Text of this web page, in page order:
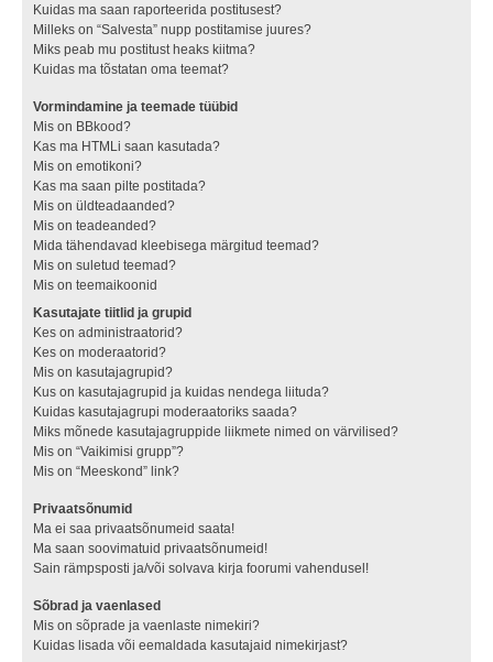
Kuidas ma saan raporteerida postitusest?
Milleks on “Salvesta” nupp postitamise juures?
Miks peab mu postitust heaks kiitma?
Kuidas ma tõstatan oma teemat?
Vormindamine ja teemade tüübid
Mis on BBkood?
Kas ma HTMLi saan kasutada?
Mis on emotikoni?
Kas ma saan pilte postitada?
Mis on üldteadaanded?
Mis on teadeanded?
Mida tähendavad kleebisega märgitud teemad?
Mis on suletud teemad?
Mis on teemaikoonid
Kasutajate tiitlid ja grupid
Kes on administraatorid?
Kes on moderaatorid?
Mis on kasutajagrupid?
Kus on kasutajagrupid ja kuidas nendega liituda?
Kuidas kasutajagrupi moderaatoriks saada?
Miks mõnede kasutajagruppide liikmete nimed on värvilised?
Mis on “Vaikimisi grupp”?
Mis on “Meeskond” link?
Privaatsõnumid
Ma ei saa privaatsõnumeid saata!
Ma saan soovimatuid privaatsõnumeid!
Sain rämpsposti ja/või solvava kirja foorumi vahendusel!
Sõbrad ja vaenlased
Mis on sõprade ja vaenlaste nimekiri?
Kuidas lisada või eemaldada kasutajaid nimekirjast?